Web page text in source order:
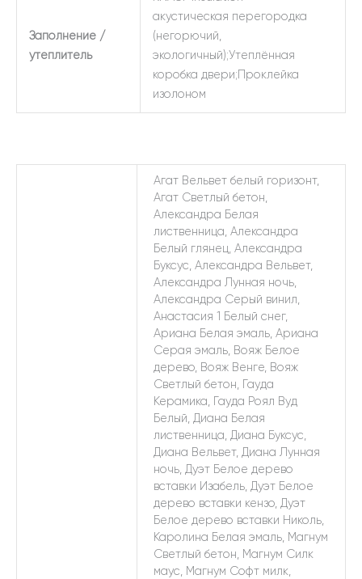
Заполнение /
утеплитель
акустическая перегородка
(негорючий,
экологичный);Утеплённая
коробка двери;Проклейка
изолоном
Агат Вельвет белый горизонт,
Агат Светлый бетон,
Александра Белая
лиственница, Александра
Белый глянец, Александра
Буксус, Александра Вельвет,
Александра Лунная ночь,
Александра Серый винил,
Анастасия 1 Белый снег,
Ариана Белая эмаль, Ариана
Серая эмаль, Вояж Белое
дерево, Вояж Венге, Вояж
Светлый бетон, Гауда
Керамика, Гауда Роял Вуд
Белый, Диана Белая
лиственница, Диана Буксус,
Диана Вельвет, Диана Лунная
ночь, Дуэт Белое дерево
вставки Изабель, Дуэт Белое
дерево вставки кензо, Дуэт
Белое дерево вставки Николь,
Каролина Белая эмаль, Магнум
Светлый бетон, Магнум Силк
маус, Магнум Софт милк,